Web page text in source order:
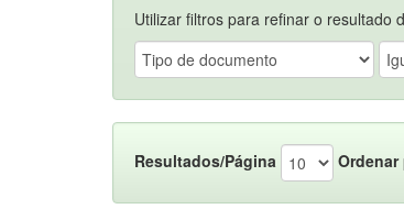
Utilizar filtros para refinar o resultado
Resultados/Página Ordenar